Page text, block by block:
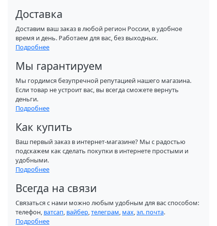
Доставка
Доставим ваш заказ в любой регион России, в удобное
время и день. Работаем для вас, без выходных.
Подробнее
Мы гарантируем
Мы гордимся безупречной репутацией нашего магазина.
Если товар не устроит вас, вы всегда сможете вернуть
деньги.
Подробнее
Как купить
Ваш первый заказ в интернет-магазине? Мы с радостью
подскажем как сделать покупки в интернете простыми и
удобными.
Подробнее
Всегда на связи
Связаться с нами можно любым удобным для вас способом:
телефон, ватсап, вайбер,телеграм, мах,эл. почта.
Подробнее